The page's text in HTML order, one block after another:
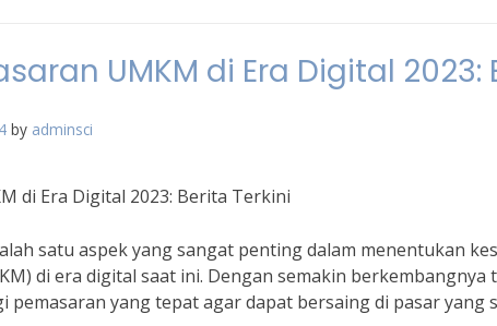
UMKM di Era Digital 2023:
by adminsci
di Era Digital 2023: Berita Terkini
satu aspek yang sangat penting dalam menentukan
di era digital saat ini. Dengan semakin
pemasaran yang tepat agar dapat bersaing di pasar yang